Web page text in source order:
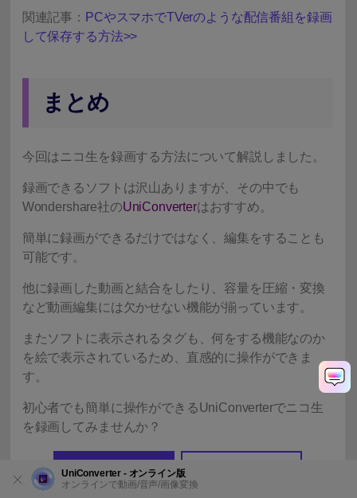
関連記事： PCやスマホでTVerのような配信番組を録画
して保存する方法>>
まとめ
今回はニコ生を録画する方法について解説しました。
録画できるソフトは沢山ありますが、その中でも
Wondershare社のUniConverterはおすすめ。
簡単に録画ができるだけではなく、編集をすることも
可能です。
他に録画した動画と結合をしたり、容量を圧縮・変換
など動画編集には欠かせない機能が揃っています。
またソフトに表示されるタグも、何をする機能なのか
を絵で表示されているため、直感的に操作ができま
す。
初心者でも簡単に操作ができるUniConverterでニコ生
を録画してみませんか？
UniConverter - オンライン版
オンラインで動画/音声/画像変換